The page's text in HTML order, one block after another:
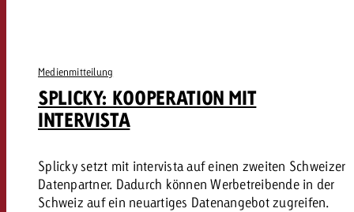
Medienmitteilung
SPLICKY: KOOPERATION MIT
INTERVISTA
Splicky setzt mit intervista auf einen zweiten Schweizer
Datenpartner. Dadurch können Werbetreibende in der
Schweiz auf ein neuartiges Datenangebot zugreifen.